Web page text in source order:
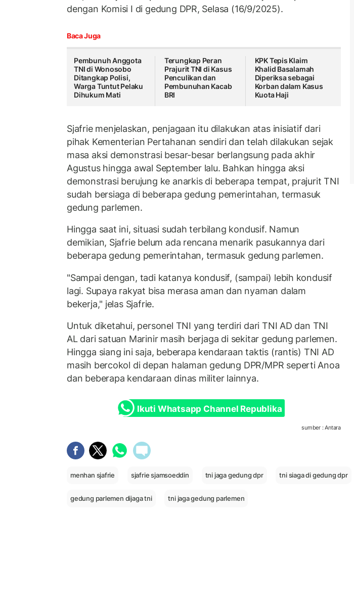
dengan Komisi I di gedung DPR, Selasa (16/9/2025).
Baca Juga
Pembunuh Anggota
TNI di Wonosobo
Ditangkap Polisi,
Warga Tuntut Pelaku
Dihukum Mati
Terungkap Peran
Prajurit TNI di Kasus
Penculikan dan
Pembunuhan Kacab
BRI
KPK Tepis Klaim
Khalid Basalamah
Diperiksa sebagai
Korban dalam Kasus
Kuota Haji
Sjafrie menjelaskan, penjagaan itu dilakukan atas inisiatif dari
pihak Kementerian Pertahanan sendiri dan telah dilakukan sejak
masa aksi demonstrasi besar-besar berlangsung pada akhir
Agustus hingga awal September lalu. Bahkan hingga aksi
demonstrasi berujung ke anarkis di beberapa tempat, prajurit TNI
sudah bersiaga di beberapa gedung pemerintahan, termasuk
gedung parlemen.
Hingga saat ini, situasi sudah terbilang kondusif. Namun
demikian, Sjafrie belum ada rencana menarik pasukannya dari
beberapa gedung pemerintahan, termasuk gedung parlemen.
"Sampai dengan, tadi katanya kondusif, (sampai) lebih kondusif
lagi. Supaya rakyat bisa merasa aman dan nyaman dalam
bekerja," jelas Sjafrie.
Untuk diketahui, personel TNI yang terdiri dari TNI AD dan TNI
AL dari satuan Marinir masih berjaga di sekitar gedung parlemen.
Hingga siang ini saja, beberapa kendaraan taktis (rantis) TNI AD
masih bercokol di depan halaman gedung DPR/MPR seperti Anoa
dan beberapa kendaraan dinas militer lainnya.
Ikuti Whatsapp Channel Republika
sumber : Antara
menhan sjafrie sjafrie sjamsoeddin tni jaga gedung dpr tni siaga di gedung dpr
gedung parlemen dijaga tni tni jaga gedung parlemen